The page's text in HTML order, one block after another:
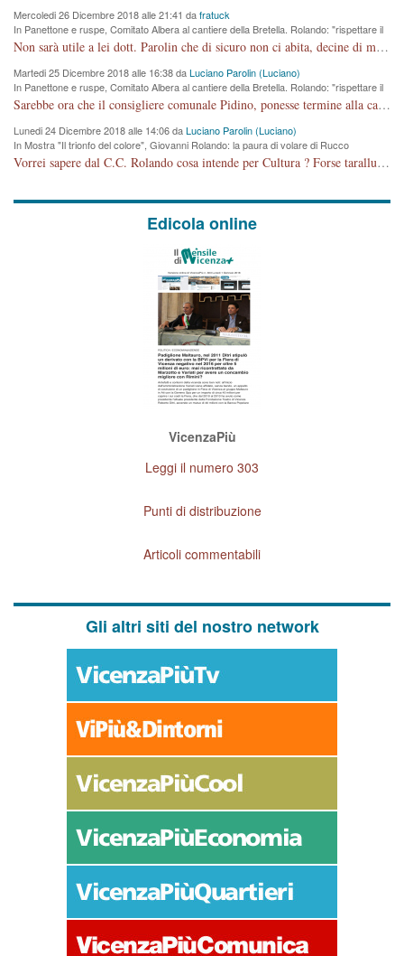
Mercoledi 26 Dicembre 2018 alle 21:41 dafratuck
In Panettone e ruspe, Comitato Albera al cantiere della Bretella. Rolando: "rispettare il
cronoprogramma"
Non sarà utile a lei dott. Parolin che di sicuro non ci abita, decine di migliaia di TIR, automobili e padroncini che passano quotidianamente per una strada appena rotabile, non è più possibile stendere i panni, attraversare la strada senza rischiare la morte, le case stanno crepando, i tempi sono cambiati e la bretella non passerà assolutamente per maddalene (ma cosa sta a dire?!), dia invece responsabilità a chi ha costruito tagliando la strada che doveva invece terminare a isola vicentina e non al moracchino lasciando Motta di Costabissara ancora in panne di traffico. I tempi sono cambiati dottore e se l'anagrafe della vita stagna nell'essere umano impressioni conservatrici, la società non le considera perchè va avanti, si industrializza e ha bisogno di infrastrutture e di sviluppo. Ultima considerazione, se è geloso di Rolando perchè vede in lui solo campagne politiche mentre si difendono i SOLI diritti dei cittadini, la preghiamo faccia considerazioni più appropriate. Saluti e complimenti per i suoi scritti.
Martedi 25 Dicembre 2018 alle 16:38 daLuciano Parolin (Luciano)
In Panettone e ruspe, Comitato Albera al cantiere della Bretella. Rolando: "rispettare il
cronoprogramma"
Sarebbe ora che il consigliere comunale Pidino, ponesse termine alla campagna elettorale nel territorio del suo seggio Villaggio del Sole. La tiraca è iniziata, distruggerà 6 km di prateria ovest della città, ricca di fonti e sorgenti d'acqua. I cittadini di Maddalene non avranno più Pace la notte. Molta colpa per la costruzione di questa Strada è proprio del signor Rolando,dei suoi gazebo mobili e che vuol far passare questa opera VANDALICA come progetto "utile" a chi ? Non è cosa seria sig. Rolando!
Lunedi 24 Dicembre 2018 alle 14:06 daLuciano Parolin (Luciano)
In Mostra "Il trionfo del colore", Giovanni Rolando: la paura di volare di Rucco
Vorrei sapere dal C.C. Rolando cosa intende per Cultura ? Forse tarallucci, vino e sagre, o spaghetti tricolori del PD ? Il continuo (s)parlare della mostra a Palazzo Chiericati caro consigliere DANNEGGIA FORTEMENTE l'immagine della città TUTTA e fa deviare i consensi che in RUSSIA (badi bene ex U.R.S.S.) sono ECCELLENTI. A livello artistico l'evento è di alta Valenza culturale, COMPITO di Tutta la Cittadinanza fare il possibile per propagandare l'iniziativa senza farne UN CASO PARTITICO come fa Lei da sempre. Meno Gazebo + Partecipazione! E così sia. Amen.
Edicola online
VicenzaPiù
Leggi il numero 303
Punti di distribuzione
Articoli commentabili
Gli altri siti del nostro network